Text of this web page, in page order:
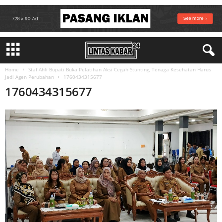
Home
Staf Ahli Bupati Buka Pelatihan Aksi Cegah Stunting, Tenaga Kesehatan Harus
Jadi Agen Perubahan
1760434315677
1760434315677